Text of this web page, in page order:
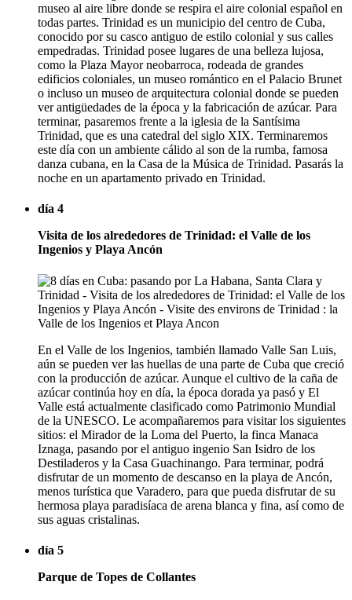
museo al aire libre donde se respira el aire colonial español en
todas partes. Trinidad es un municipio del centro de Cuba,
conocido por su casco antiguo de estilo colonial y sus calles
empedradas. Trinidad posee lugares de una belleza lujosa,
como la Plaza Mayor neobarroca, rodeada de grandes
edificios coloniales, un museo romántico en el Palacio Brunet
o incluso un museo de arquitectura colonial donde se pueden
ver antigüedades de la época y la fabricación de azúcar. Para
terminar, pasaremos frente a la iglesia de la Santísima
Trinidad, que es una catedral del siglo XIX. Terminaremos
este día con un ambiente cálido al son de la rumba, famosa
danza cubana, en la Casa de la Música de Trinidad. Pasarás la
noche en un apartamento privado en Trinidad.
día 4
Visita de los alrededores de Trinidad: el Valle de los
Ingenios y Playa Ancón
En el Valle de los Ingenios, también llamado Valle San Luis,
aún se pueden ver las huellas de una parte de Cuba que creció
con la producción de azúcar. Aunque el cultivo de la caña de
azúcar continúa hoy en día, la época dorada ya pasó y El
Valle está actualmente clasificado como Patrimonio Mundial
de la UNESCO. Le acompañaremos para visitar los siguientes
sitios: el Mirador de la Loma del Puerto, la finca Manaca
Iznaga, pasando por el antiguo ingenio San Isidro de los
Destiladeros y la Casa Guachinango. Para terminar, podrá
disfrutar de un momento de descanso en la playa de Ancón,
menos turística que Varadero, para que pueda disfrutar de su
hermosa playa paradisíaca de arena blanca y fina, así como de
sus aguas cristalinas.
día 5
Parque de Topes de Collantes